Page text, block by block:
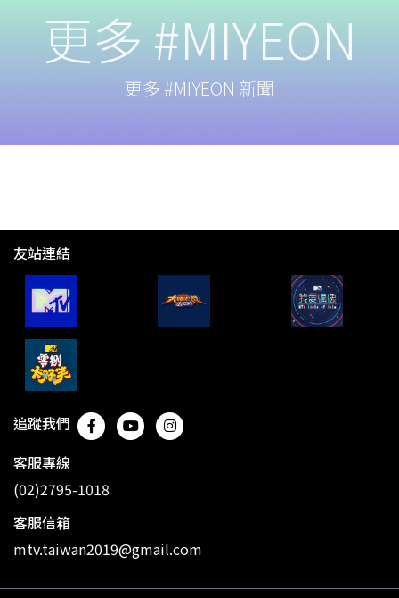
更多 #MIYEON
更多 #MIYEON 新聞
友站連結
追蹤我們
客服專線
(02)2795-1018
客服信箱
mtv.taiwan2019@gmail.com